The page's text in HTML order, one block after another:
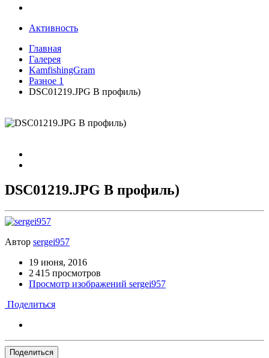
Активность
Главная
Галерея
KamfishingGram
Разное 1
DSC01219.JPG В профиль)
DSC01219.JPG В профиль)
Автор sergei957
19 июня, 2016
2 415 просмотров
Просмотр изображений sergei957
Поделиться
Поделиться